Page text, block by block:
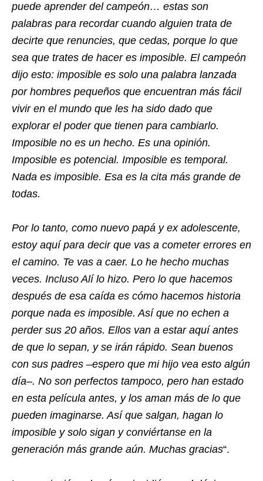
puede aprender del campeón… estas son
palabras para recordar cuando alguien trata de
decirte que renuncies, que cedas, porque lo que
sea que trates de hacer es imposible. El campeón
dijo esto: imposible es solo una palabra lanzada
por hombres pequeños que encuentran más fácil
vivir en el mundo que les ha sido dado que
explorar el poder que tienen para cambiarlo.
Imposible no es un hecho. Es una opinión.
Imposible es potencial. Imposible es temporal.
Nada es imposible. Esa es la cita más grande de
todas.
Por lo tanto, como nuevo papá y ex adolescente,
estoy aquí para decir que vas a cometer errores en
el camino. Te vas a caer. Lo he hecho muchas
veces. Incluso Alí lo hizo. Pero lo que hacemos
después de esa caída es cómo hacemos historia
porque nada es imposible. Así que no echen a
perder sus 20 años. Ellos van a estar aquí antes
de que lo sepan, y se irán rápido. Sean buenos
con sus padres –espero que mi hijo vea esto algún
día–. No son perfectos tampoco, pero han estado
en esta película antes, y los aman más de lo que
pueden imaginarse. Así que salgan, hagan lo
imposible y solo sigan y conviértanse en la
generación más grande aún. Muchas gracias“.